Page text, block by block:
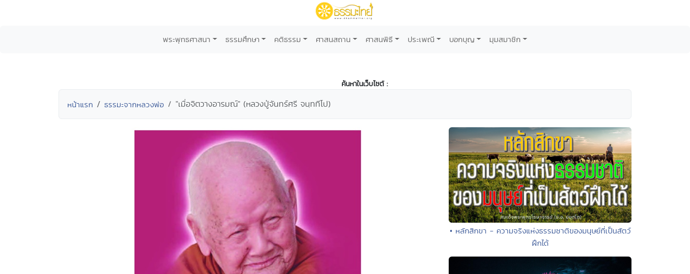
พระพุทธศาสนา ธรรมศึกษา คติธรรม ศาสนสถาน ศาสนพิธี ประเพณี บอกบุญ มุมสมาชิก
ค้นหาในเว็บไซต์ :
หน้าแรก ธรรมะจากหลวงพ่อ "เมื่อจิตวางอารมณ์" (หลวงปู่จันทร์ศรี จนฺททีโป)
• หลักสิกขา - ความจริงแห่งธรรมชาติของมนุษย์ที่เป็นสัตว์
ฝึกได้